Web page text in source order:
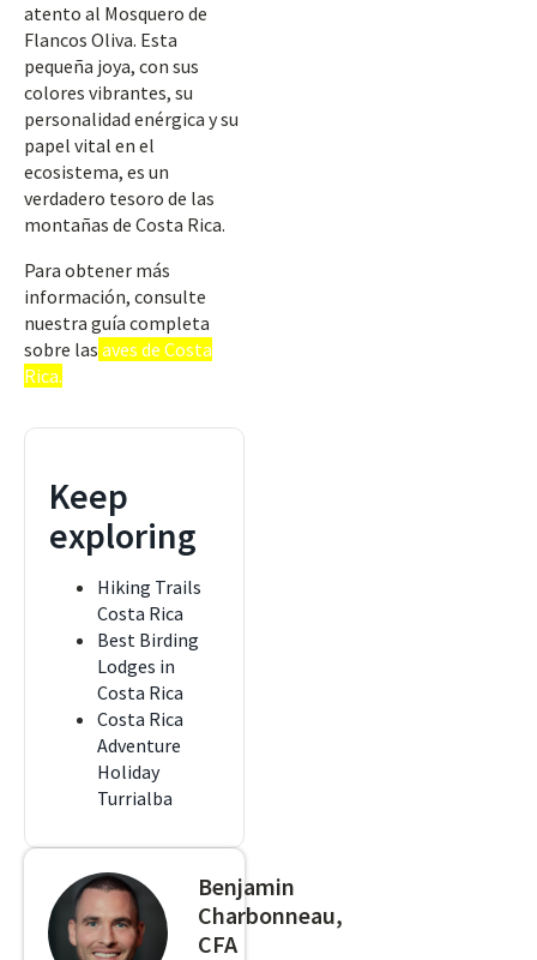
atento al Mosquero de
Flancos Oliva. Esta
pequeña joya, con sus
colores vibrantes, su
personalidad enérgica y su
papel vital en el
ecosistema, es un
verdadero tesoro de las
montañas de Costa Rica.
Para obtener más
información, consulte
nuestra guía completa
sobre las aves de Costa
Rica.
Keep
exploring
Hiking Trails
Costa Rica
Best Birding
Lodges in
Costa Rica
Costa Rica
Adventure
Holiday
Turrialba
Benjamin
Charbonneau,
CFA